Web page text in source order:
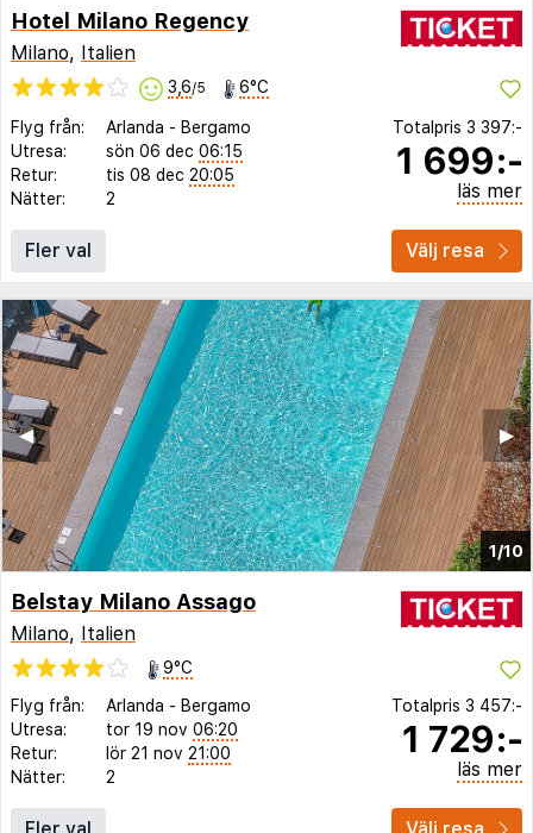
Hotel Milano Regency
Milano, Italien
3,6/5 6°C
Flyg från: Arlanda - Bergamo
Utresa:
sön 06 dec 06:15
Retur:
tis 08 dec 20:05
Nätter:
2
Totalpris 3 397:-
1 699:-
läs mer
Fler val Välj resa
1/10
▶︎
◀︎
Belstay Milano Assago
Milano, Italien
9°C
Flyg från:
Arlanda - Bergamo
Utresa:
tor 19 nov 06:20
Retur:
lör 21 nov 21:00
Nätter:
2
Totalpris 3 457:-
1 729:-
läs mer